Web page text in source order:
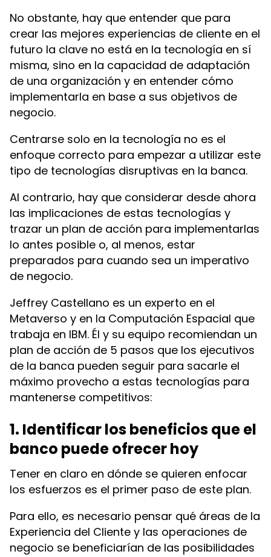
No obstante, hay que entender que para
crear las mejores experiencias de cliente en el
futuro la clave no está en la tecnología en sí
misma, sino en la capacidad de adaptación
de una organización y en entender cómo
implementarla en base a sus objetivos de
negocio.
Centrarse solo en la tecnología no es el
enfoque correcto para empezar a utilizar este
tipo de tecnologías disruptivas en la banca.
Al contrario, hay que considerar desde ahora
las implicaciones de estas tecnologías y
trazar un plan de acción para implementarlas
lo antes posible o, al menos, estar
preparados para cuando sea un imperativo
de negocio.
Jeffrey Castellano es un experto en el
Metaverso y en la Computación Espacial que
trabaja en IBM. Él y su equipo recomiendan un
plan de acción de 5 pasos que los ejecutivos
de la banca pueden seguir para sacarle el
máximo provecho a estas tecnologías para
mantenerse competitivos:
1. Identificar los beneficios que el
banco puede ofrecer hoy
Tener en claro en dónde se quieren enfocar
los esfuerzos es el primer paso de este plan.
Para ello, es necesario pensar qué áreas de la
Experiencia del Cliente y las operaciones de
negocio se beneficiarían de las posibilidades